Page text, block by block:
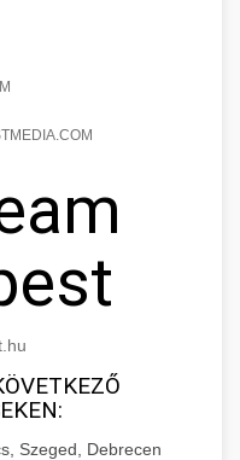
Szeged, Debrecen